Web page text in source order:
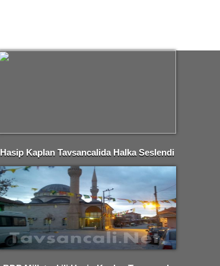
Hasip Kaplan Tavsancalida Halka Seslendi